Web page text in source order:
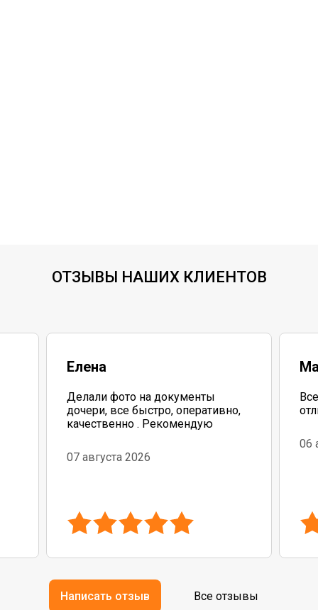
ОТЗЫВЫ НАШИХ КЛИЕНТОВ
Елена
Делали фото на документы
дочери, все быстро, оперативно,
качественно . Рекомендую
07 августа 2026
06
Написать отзыв Все отзывы